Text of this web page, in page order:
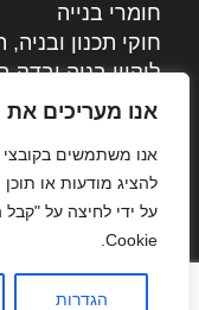
אנו מעריכים את
להציג מודעות או
על ידי לחיצה על
Cookie.
הגדרות
חומרי בנייה
חוקי תכנון
ליקויי בניה ובדק
נדל"ן: זכויות,
עקרונות ניהול
צילום אדריכלי
שיווק נדלן
שיטות בניה:
תוכן שיווקי